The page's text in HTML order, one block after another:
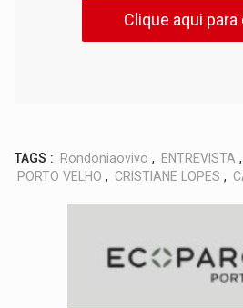
Clique aqui para
TAGS : Rondoniaovivo , ENTREVISTA ,
PORTO VELHO , CRISTIANE LOPES ,